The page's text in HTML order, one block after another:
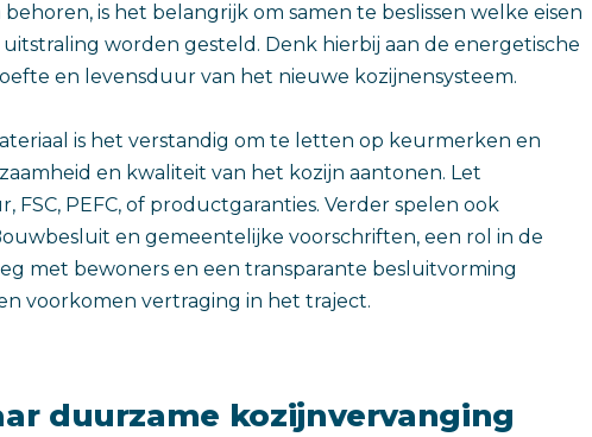
is het belangrijk om samen te beslissen welke eisen
worden gesteld. Denk hierbij aan de energetische
en levensduur van het nieuwe kozijnensysteem.
is het verstandig om te letten op keurmerken en
en kwaliteit van het kozijn aantonen. Let
FSC, PEFC, of productgaranties. Verder spelen ook
en gemeentelijke voorschriften, een rol in de
met bewoners en een transparante besluitvorming
voorkomen vertraging in het traject.
duurzame kozijnvervanging